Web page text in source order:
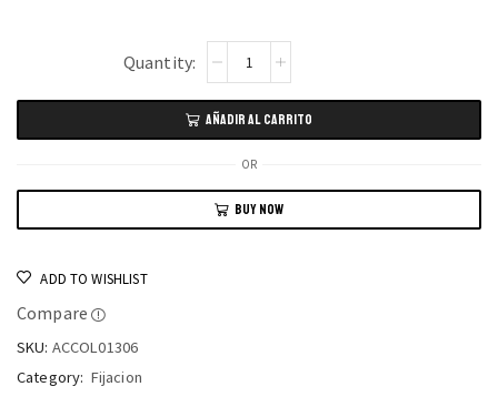
AÑADIR AL CARRITO
OR
BUY NOW
ADD TO WISHLIST
Compare
SKU: ACCOL01306
Category: Fijacion